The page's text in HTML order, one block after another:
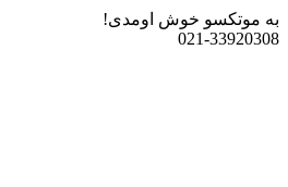
به موتکسو خوش اومدی!
021-33920308